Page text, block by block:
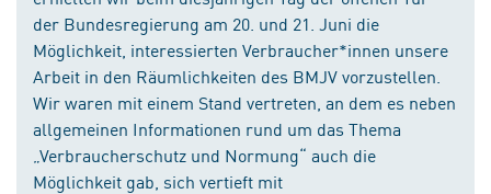
der Bundesregierung am 20. und 21. Juni die
Möglichkeit, interessierten Verbraucher*innen unsere
Arbeit in den Räumlichkeiten des BMJV vorzustellen.
Wir waren mit einem Stand vertreten, an dem es neben
allgemeinen Informationen rund um das Thema
„Verbraucherschutz und Normung“ auch die
Möglichkeit gab, sich vertieft mit